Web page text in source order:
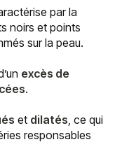
par la
noirs et points
sur la peau.
excès de
.
et dilatés , ce qui
responsables